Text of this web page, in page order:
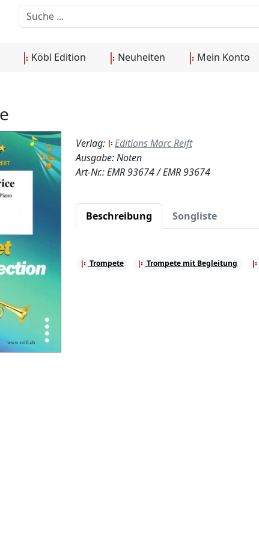
Köbl Edition Neuheiten Mein Konto
Verlag:
Editions Marc Reift
Ausgabe: Noten
Art-Nr.: EMR 93674 / EMR 93674
Beschreibung Songliste
Trompete Trompete mit Begleitung